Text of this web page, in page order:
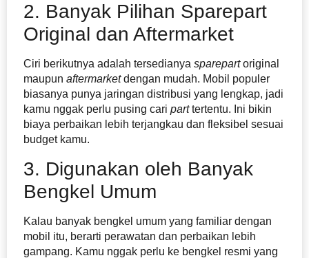
2. Banyak Pilihan Sparepart
Original dan Aftermarket
Ciri berikutnya adalah tersedianya sparepartoriginal
maupun aftermarketdengan mudah. Mobil populer
biasanya punya jaringan distribusi yang lengkap, jadi
kamu nggak perlu pusing cari parttertentu. Ini bikin
biaya perbaikan lebih terjangkau dan fleksibel sesuai
budget kamu.
3. Digunakan oleh Banyak
Bengkel Umum
Kalau banyak bengkel umum yang familiar dengan
mobil itu, berarti perawatan dan perbaikan lebih
gampang. Kamu nggak perlu ke bengkel resmi yang